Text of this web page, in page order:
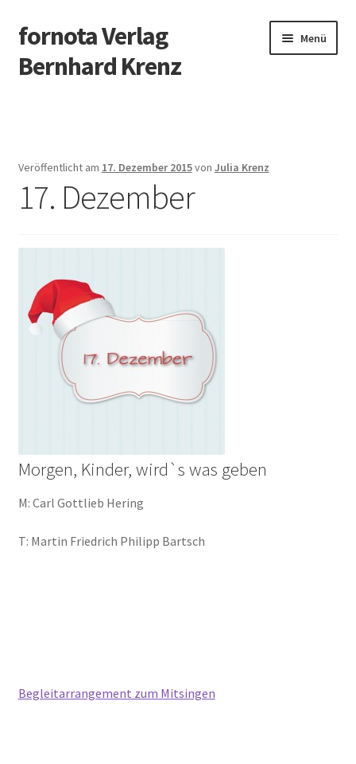
Zur
Navigation
springen
Zum
Inhalt
springen
fornota Verlag
Bernhard Krenz
Menü
Weihnachten
Veröffentlicht am 17. Dezember 2015von Julia Krenz
17. Dezember
Morgen, Kinder, wird`s was geben
M: Carl Gottlieb Hering
T: Martin Friedrich Philipp Bartsch
Begleitarrangement zum Mitsingen